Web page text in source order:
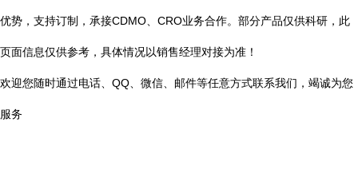
优势，支持订制，承接CDMO、CRO业务合作。部分产品仅供科研，此
页面信息仅供参考，具体情况以销售经理对接为准！
欢迎您随时通过电话、QQ、微信、邮件等任意方式联系我们，竭诚为您
服务